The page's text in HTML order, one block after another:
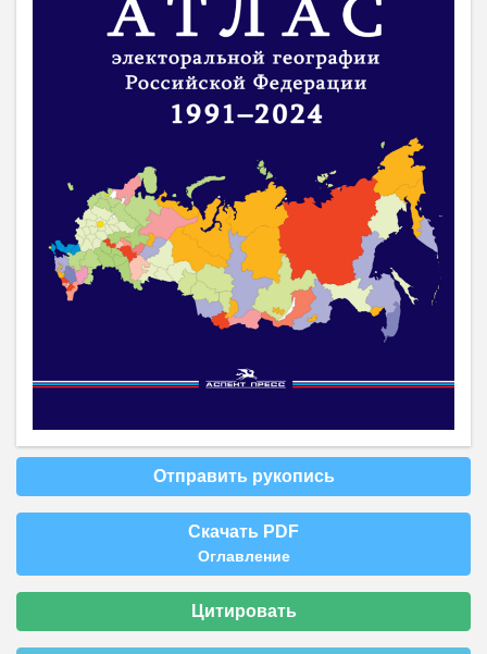
Отправить рукопись
Скачать PDF
Оглавление
Цитировать